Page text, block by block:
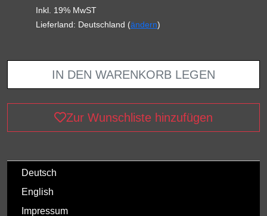
Inkl. 19% MwST
Lieferland: Deutschland (ändern)
IN DEN WARENKORB LEGEN
Zur Wunschliste hinzufügen
Deutsch
English
Impressum